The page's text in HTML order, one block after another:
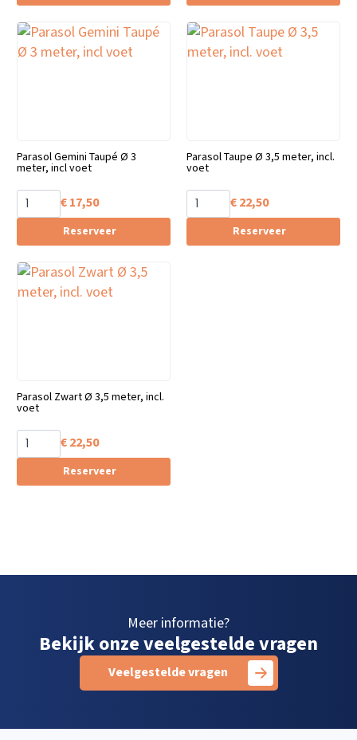
Parasol Gemini Taupé Ø 3
meter, incl voet
€17,50
Reserveer
Parasol Taupe Ø 3,5 meter, incl.
voet
€22,50
Reserveer
Parasol Zwart Ø 3,5 meter, incl.
voet
€22,50
Reserveer
Meer informatie?
Bekijk onze veelgestelde vragen
Veelgestelde vragen